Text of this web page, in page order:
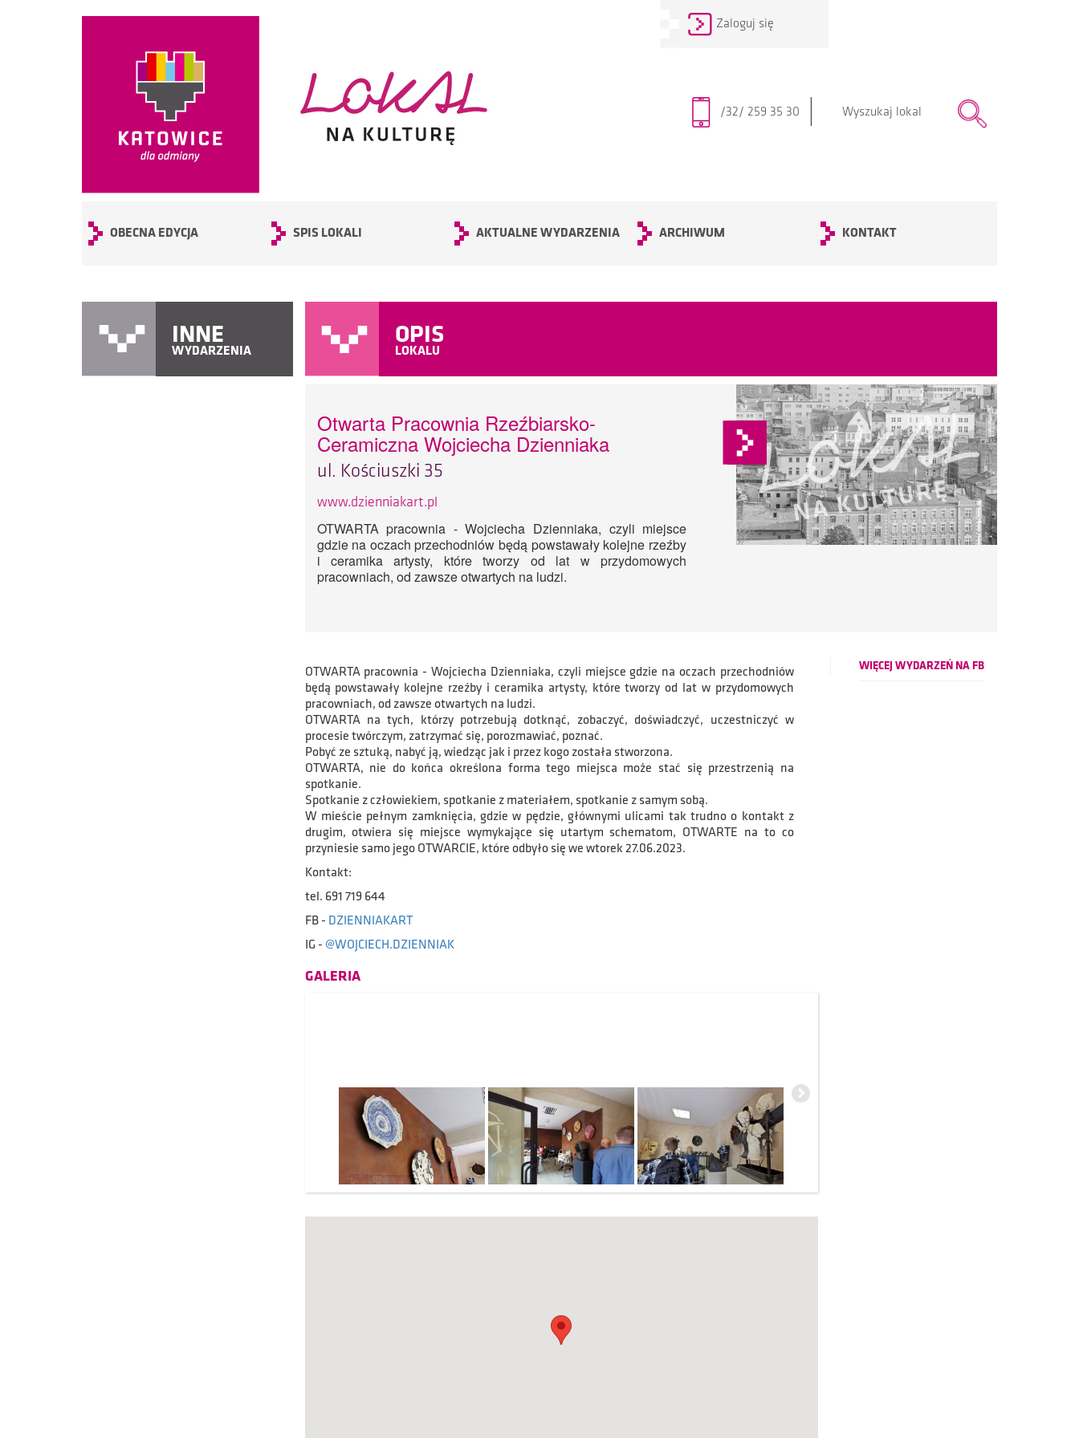
Zaloguj się
/32/ 259 35 30
OBECNA EDYCJA SPIS LOKALI AKTUALNE WYDARZENIA ARCHIWUM KONTAKT
INNE
WYDARZENIA
OPIS
LOKALU
Otwarta Pracownia Rzeźbiarsko-
Ceramiczna Wojciecha Dzienniaka
ul. Kościuszki 35
www.dzienniakart.pl
OTWARTA pracownia - Wojciecha Dzienniaka, czyli miejsce
gdzie na oczach przechodniów będą powstawały kolejne rzeźby
i ceramika artysty, które tworzy od lat w przydomowych
pracowniach, od zawsze otwartych na ludzi.
OTWARTA pracownia - Wojciecha Dzienniaka, czyli miejsce gdzie na oczach przechodniów
będą powstawały kolejne rzeźby i ceramika artysty, które tworzy od lat w przydomowych
pracowniach, od zawsze otwartych na ludzi.
OTWARTA na tych, którzy potrzebują dotknąć, zobaczyć, doświadczyć, uczestniczyć w
procesie twórczym, zatrzymać się, porozmawiać, poznać.
Pobyć ze sztuką, nabyć ją, wiedząc jak i przez kogo została stworzona.
OTWARTA, nie do końca określona forma tego miejsca może stać się przestrzenią na
spotkanie.
Spotkanie z człowiekiem, spotkanie z materiałem, spotkanie z samym sobą.
W mieście pełnym zamknięcia, gdzie w pędzie, głównymi ulicami tak trudno o kontakt z
drugim, otwiera się miejsce wymykające się utartym schematom, OTWARTE na to co
przyniesie samo jego OTWARCIE, które odbyło się we wtorek 27.06.2023.
Kontakt:
tel. 691 719 644
FB - DZIENNIAKART
IG - @WOJCIECH.DZIENNIAK
GALERIA
WIĘCEJ WYDARZEŃ NA FB